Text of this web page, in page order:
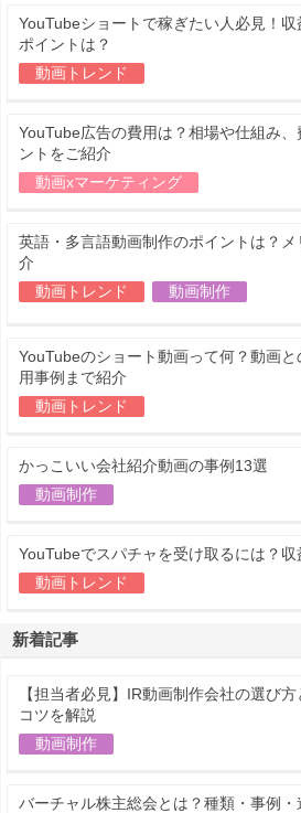
YouTubeショートで稼ぎたい人必見！
ポイントは？
動画トレンド
YouTube広告の費用は？相場や仕組み
ントをご紹介
動画xマーケティング
英語・多言語動画制作のポイントは？
介
動画トレンド
動画制作
YouTubeのショート動画って何？動画
用事例まで紹介
動画トレンド
かっこいい会社紹介動画の事例13選
動画制作
YouTubeでスパチャを受け取るには？収
動画トレンド
新着記事
【担当者必見】IR動画制作会社の選び
コツを解説
動画制作
バーチャル株主総会とは？種類・事例・